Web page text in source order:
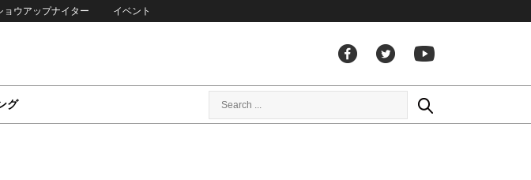
ョウアップナイター イベント
グ